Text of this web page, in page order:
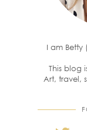
I am Betty
This blog
Art, travel,